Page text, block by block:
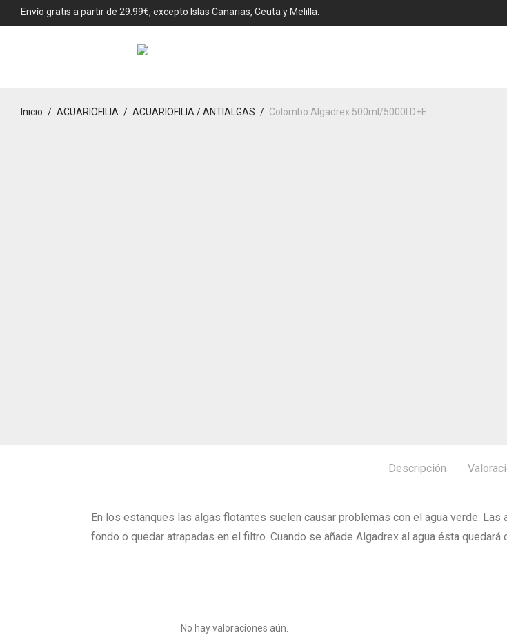
Envío gratis a partir de 29.99€, excepto Islas Canarias, Ceuta y Melilla.
Inicio / ACUARIOFILIA / ACUARIOFILIA / ANTIALGAS / Colombo Algadrex 500ml/5000l D+E
Descripción
En los estanques las algas flotantes suelen causar problemas con el agua verde.
fondo o quedar atrapadas en el filtro. Cuando se añade Algadrex al agua ésta quedará
No hay valoraciones aún.